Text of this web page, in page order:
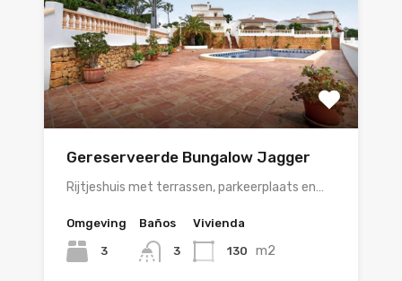
Gereserveerde Bungalow Jagger
Rijtjeshuis met terrassen, parkeerplaats en…
Omgeving
3
Baños
3
Vivienda
130 m2